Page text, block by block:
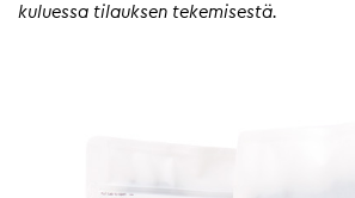
kuluessa tilauksen tekemisestä.